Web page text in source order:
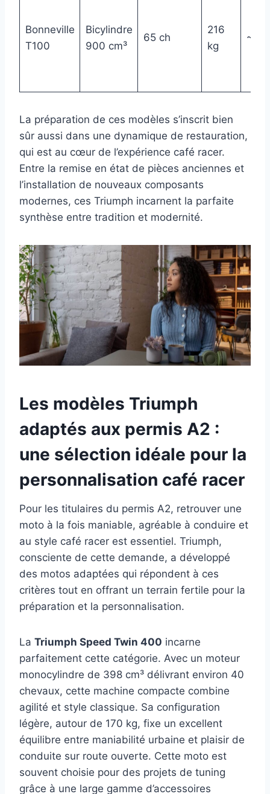
Bonneville
T100
Bicylindre
900 cm³
65 ch
216
kg
~
La préparation de ces modèles s’inscrit bien
sûr aussi dans une dynamique de restauration,
qui est au cœur de l’expérience café racer.
Entre la remise en état de pièces anciennes et
l’installation de nouveaux composants
modernes, ces Triumph incarnent la parfaite
synthèse entre tradition et modernité.
Les modèles Triumph
adaptés aux permis A2 :
une sélection idéale pour la
personnalisation café racer
Pour les titulaires du permis A2, retrouver une
moto à la fois maniable, agréable à conduire et
au style café racer est essentiel. Triumph,
consciente de cette demande, a développé
des motos adaptées qui répondent à ces
critères tout en offrant un terrain fertile pour la
préparation et la personnalisation.
La Triumph Speed Twin 400 incarne
parfaitement cette catégorie. Avec un moteur
monocylindre de 398 cm³ délivrant environ 40
chevaux, cette machine compacte combine
agilité et style classique. Sa configuration
légère, autour de 170 kg, fixe un excellent
équilibre entre maniabilité urbaine et plaisir de
conduite sur route ouverte. Cette moto est
souvent choisie pour des projets de tuning
grâce à une large gamme d’accessoires